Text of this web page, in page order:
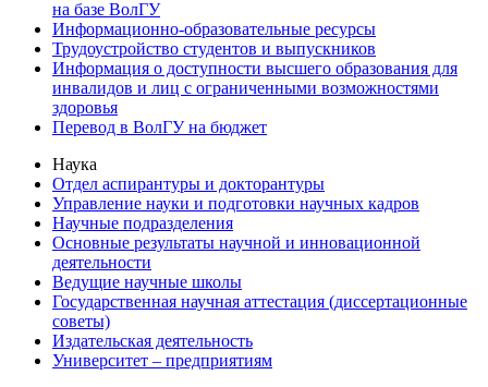
на базе ВолГУ
Информационно-образовательные ресурсы
Трудоустройство студентов и выпускников
Информация о доступности высшего образования для
инвалидов и лиц с ограниченными возможностями
здоровья
Перевод в ВолГУ на бюджет
Наука
Отдел аспирантуры и докторантуры
Управление науки и подготовки научных кадров
Научные подразделения
Основные результаты научной и инновационной
деятельности
Ведущие научные школы
Государственная научная аттестация (диссертационные
советы)
Издательская деятельность
Университет – предприятиям